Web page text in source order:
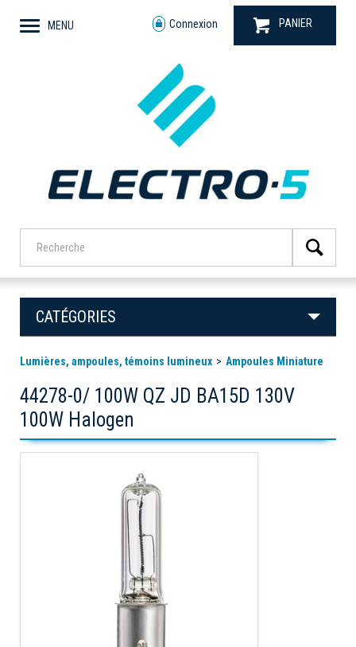
MENU Connexion PANIER
CATÉGORIES
Lumières, ampoules, témoins lumineux Ampoules Miniature
44278-0/ 100W QZ JD BA15D 130V
100W Halogen